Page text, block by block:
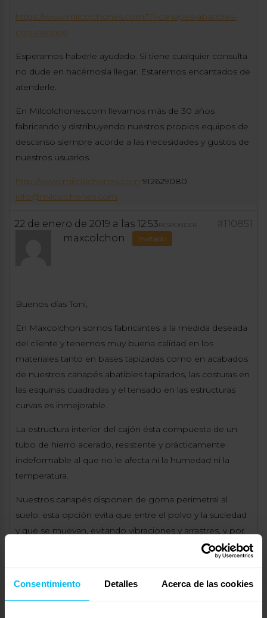
Consentimiento Detalles Acerca de las cookies
https://www.milcolchones.com/111-canapes-abatibles-
con-cajones
Esperamos haberle ayudado. Si tiene cualquier consulta
no dude en hacérnosla llegar. Estaremos encantados de
atenderle.
En Milcolchones.com llevamos más de 30 años
fabricando y distribuyendo nuestros propios equipos de
descanso siempre acorde a las necesidades y gustos de
nuestros usuarios.
http://www.milcolchones.com 912629080
info@milcolchones.com
22 de enero de 2019 a las 12:53 #110851
RESPONDER
maxcolchon Invitado
Buenos días Toni,
En Maxcolchon somos fabricantes a la medida deseada
del cliente y tenemos muy buena calidad en los
materiales tanto en bases tapizadas como en acabados
de nuestros canapés abatibles tapizados, las costuras en
las esquinas cuadradas y el tensado en las estructuras
curvas es inmejorable.
La estructura interior del cajón ésta compuesta de un
tubo de hierro acerado, resistente y prácticamente
indeformable al que no le afecta ni la humedad ni la
temperatura.
Nuestros canapés disponen de goma perimetral al
suelo: esta opción evita que entre el polvo y la suciedad
y que se muevan, evitando vibraciones y arrastres, y por
consecuencia menos ruidos. También si lo deseas, se
podrían añadir ruedas con freno, patas de 5 a 10cm o
Tenemos varios modelos a elegir: cantos redondeados